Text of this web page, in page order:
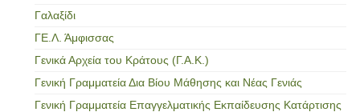
Γαλαξίδι
ΓΕ.Λ. Άμφισσας
Γενικά Αρχεία του Κράτους (Γ.Α.Κ.)
Γενική Γραμματεία Δια Βίου Μάθησης και Νέας Γενιάς
Γενική Γραμματεία Επαγγελματικής Εκπαίδευσης Κατάρτισης